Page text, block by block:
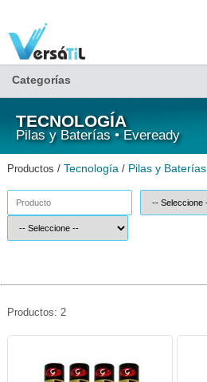
Categorías
TECNOLOGÍA
Pilas y Baterías • Eveready
Productos / Tecnología / Pilas y Baterías
Productos: 2